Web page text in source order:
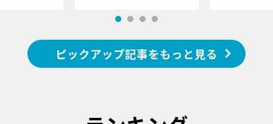
ピックアップ記事をもっと見る